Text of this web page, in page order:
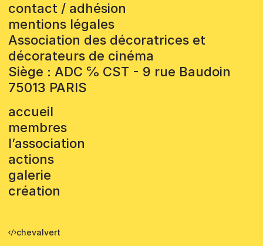
contact / adhésion
mentions légales
Association des décoratrices et
décorateurs de cinéma
Siège : ADC ℅ CST - 9 rue Baudoin
75013 PARIS
accueil
membres
l’association
actions
galerie
création
chevalvert